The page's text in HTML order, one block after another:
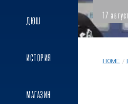
ДЮШ
ИСТОРИЯ
МАГАЗИН
17
HOME /